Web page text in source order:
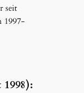
seit
1997-